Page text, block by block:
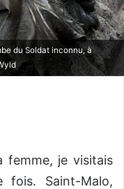
du Soldat inconnu, à
femme, je visitais
fois. Saint-Malo,